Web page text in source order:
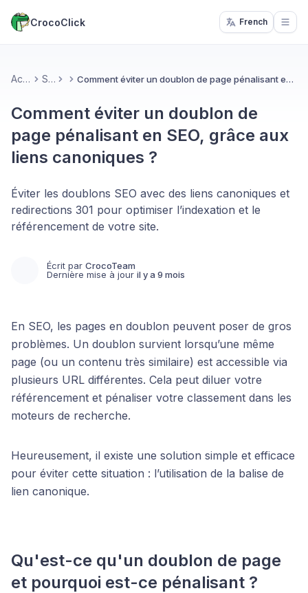
CrocoClick French
Accueil Sites Comment éviter un doublon de page pénalisant en SEO, grâce aux liens canoniques ?
Comment éviter un doublon de
page pénalisant en SEO, grâce aux
liens canoniques ?
Éviter les doublons SEO avec des liens canoniques et
redirections 301 pour optimiser l’indexation et le
référencement de votre site.
Écrit par CrocoTeam
Dernière mise à jour il y a 9 mois
En SEO, les pages en doublon peuvent poser de gros
problèmes. Un doublon survient lorsqu’une même
page (ou un contenu très similaire) est accessible via
plusieurs URL différentes. Cela peut diluer votre
référencement et pénaliser votre classement dans les
moteurs de recherche.
Heureusement, il existe une solution simple et efficace
pour éviter cette situation : l’utilisation de la balise de
lien canonique.
Qu'est-ce qu'un doublon de page
et pourquoi est-ce pénalisant ?